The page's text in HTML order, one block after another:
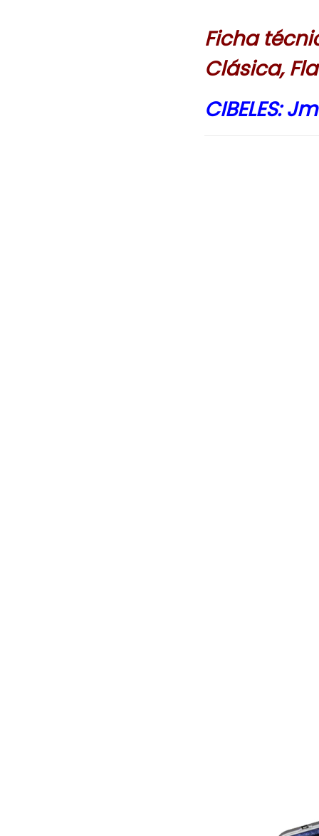
Ficha
Clásica,
CIBELES: